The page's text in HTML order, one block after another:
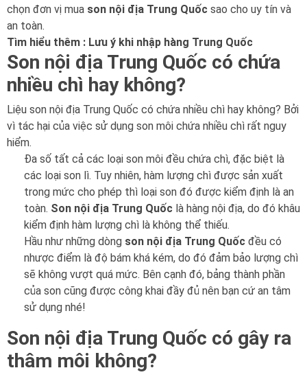
chọn đơn vị mua son nội địa Trung Quốc sao cho uy tín và
an toàn.
Tìm hiểu thêm : Lưu ý khi nhập hàng Trung Quốc
Son nội địa Trung Quốc có chứa
nhiều chì hay không?
Liệu son nội địa Trung Quốc có chứa nhiều chì hay không? Bởi
vì tác hại của việc sử dụng son môi chứa nhiều chì rất nguy
hiểm.
Đa số tất cả các loại son môi đều chứa chì, đặc biệt là
các loại son lì. Tuy nhiên, hàm lượng chì được sản xuất
trong mức cho phép thì loại son đó được kiểm định là an
toàn. Son nội địa Trung Quốc là hàng nội địa, do đó khâu
kiểm định hàm lượng chì là không thể thiếu.
Hầu như những dòng son nội địa Trung Quốc đều có
nhược điểm là độ bám khá kém, do đó đảm bảo lượng chì
sẽ không vượt quá mức. Bên cạnh đó, bảng thành phần
của son cũng được công khai đầy đủ nên bạn cứ an tâm
sử dụng nhé!
Son nội địa Trung Quốc có gây ra
thâm môi không?